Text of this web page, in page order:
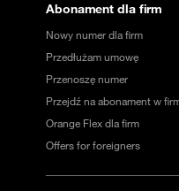
Abonament dla firm
Nowy numer dla firm
Przedłużam umowę
Przenoszę numer
Przejdź na abonament w
Orange Flex dla firm
Offers for foreigners